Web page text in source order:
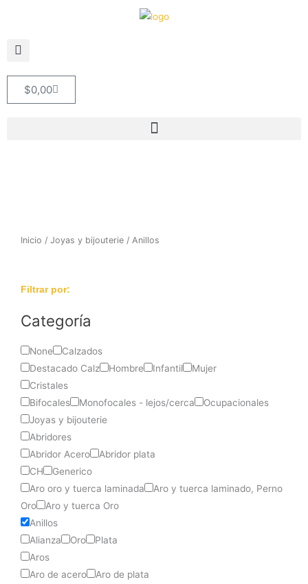
$0,00Cart
Inicio / Joyas y bijouterie / Anillos
Filtrar por:
Categoría
None
Calzados
Destacado Calz
Hombre Infantil
Mujer
Cristales
Bifocales
Monofocales - lejos/cerca
Ocupacionales
Joyas y bijouterie
Abridores
Abridor Acero
Abridor plata
CH
Generico
Aro oro y tuerca laminada
Aro y tuerca laminado, Perno
Oro
Aro y tuerca Oro
Anillos
Alianza
Oro
Plata
Aros
Aro de acero
Aro de plata